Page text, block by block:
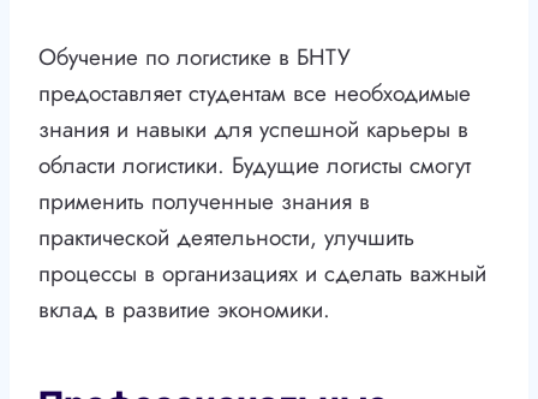
Обучение по логистике в БНТУ
предоставляет студентам все необходимые
знания и навыки для успешной карьеры в
области логистики. Будущие логисты смогут
применить полученные знания в
практической деятельности, улучшить
процессы в организациях и сделать важный
вклад в развитие экономики.